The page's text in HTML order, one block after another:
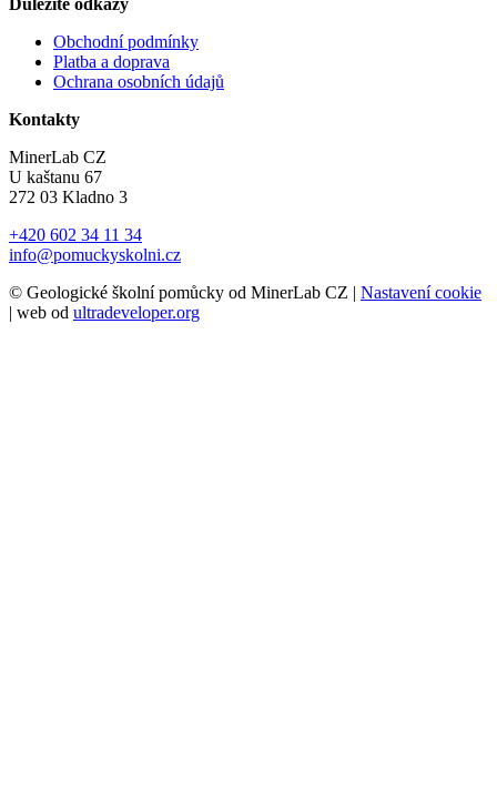
Obchodní podmínky
Platba a doprava
Ochrana osobních údajů
Kontakty
MinerLab CZ
U kaštanu 67
272 03 Kladno 3
+420 602 34 11 34
info@pomuckyskolni.cz
© Geologické školní pomůcky od MinerLab CZ | Nastavení cookie
| web od ultradeveloper.org